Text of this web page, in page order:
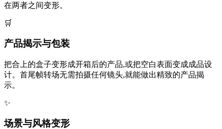
在两者之间变形。
🛒
产品揭示与包装
把合上的盒子变形成开箱后的产品,或把空白表面变成成品设
计。首尾帧转场无需拍摄任何镜头,就能做出精致的产品揭
示。
✨
场景与风格变形